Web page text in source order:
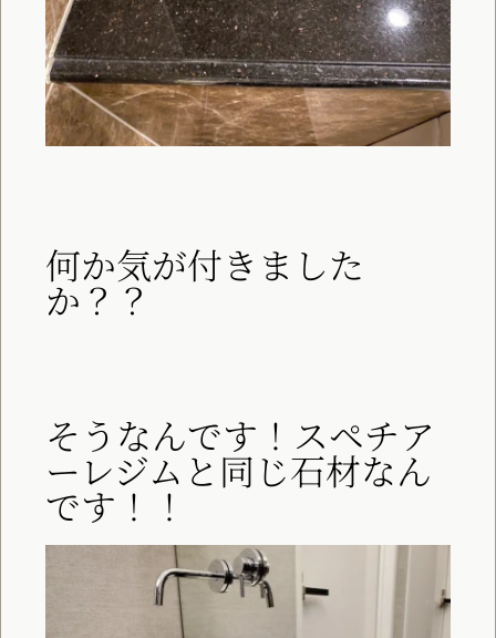
何か気が付きました
か？？
そうなんです！スペチア
ーレジムと同じ石材なん
です！！